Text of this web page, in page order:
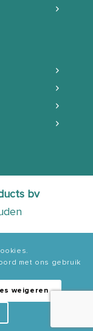
bv
met ons gebruik
weigeren